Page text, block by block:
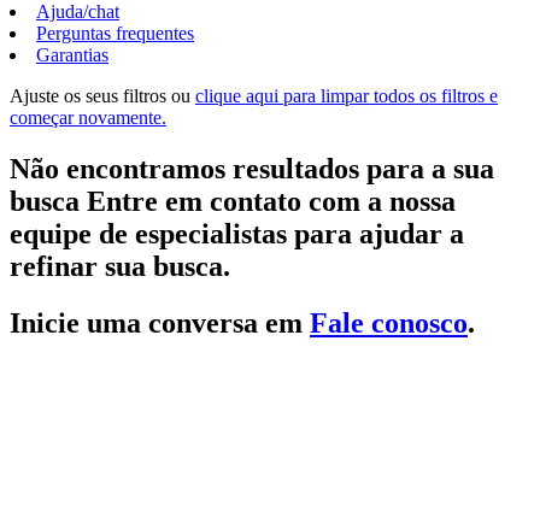
Ajuda/chat
Perguntas frequentes
Garantias
Ajuste os seus filtros ou clique aqui para limpar todos os filtros e
começar novamente.
Não encontramos resultados para a sua
busca Entre em contato com a nossa
equipe de especialistas para ajudar a
refinar sua busca.
Inicie uma conversa em Fale conosco.